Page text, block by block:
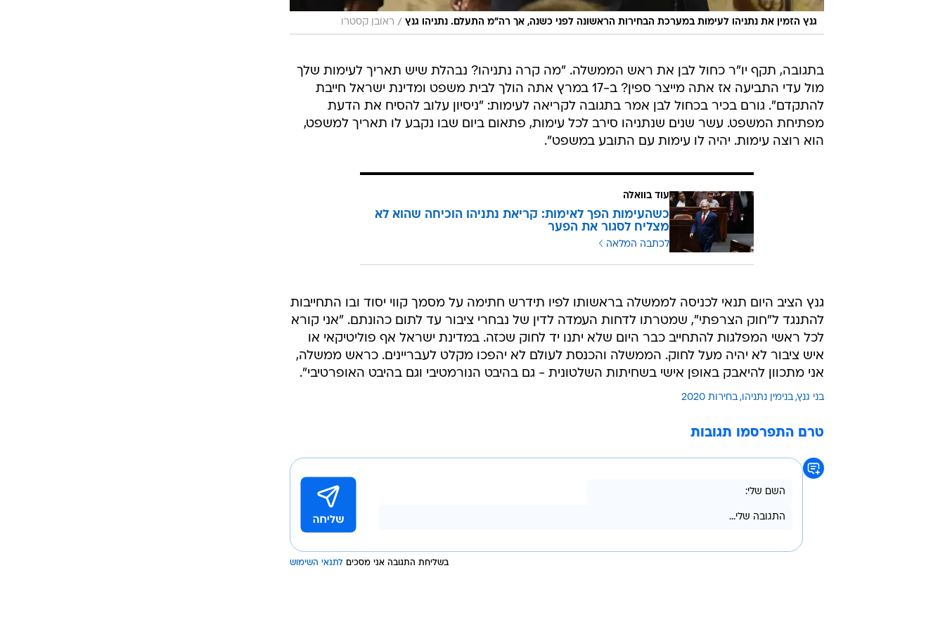
גנץ הזמין את נתניהו לעימות במערכת הבחירות הראשונה לפני כשנה, אך רה"מ התעלם. נתניהו גנץ / ראובן קסטרו
בתגובה, תקף יו"ר כחול לבן את ראש הממשלה. "מה קרה נתניהו? נבהלת שיש תאריך לעימות שלך
מול עדי התביעה אז אתה מייצר ספין? ב-17 במרץ אתה הולך לבית משפט ומדינת ישראל חייבת
להתקדם". גורם בכיר בכחול לבן אמר בתגובה לקריאה לעימות: "ניסיון עלוב להסיח את הדעת
מפתיחת המשפט. עשר שנים שנתניהו סירב לכל עימות, פתאום ביום שבו נקבע לו תאריך למשפט,
הוא רוצה עימות. יהיה לו עימות עם התובע במשפט".
עוד בוואלה
כשהעימות הפך לאימות: קריאת נתניהו הוכיחה שהוא לא
מצליח לסגור את הפער
לכתבה המלאה
גנץ הציב היום תנאי לכניסה לממשלה בראשותו לפיו תידרש חתימה על מסמך קווי יסוד ובו התחייבות
להתנגד ל"חוק הצרפתי", שמטרתו לדחות העמדה לדין של נבחרי ציבור עד לתום כהונתם. "אני קורא
לכל ראשי המפלגות להתחייב כבר היום שלא יתנו יד לחוק שכזה. במדינת ישראל אף פוליטיקאי או
איש ציבור לא יהיה מעל לחוק. הממשלה והכנסת לעולם לא יהפכו מקלט לעבריינים. כראש ממשלה,
אני מתכוון להיאבק באופן אישי בשחיתות השלטונית - גם בהיבט הנורמטיבי וגם בהיבט האופרטיבי".
בני גנץ בנימין נתניהו בחירות 2020
טרם התפרסמו תגובות
בשליחת התגובה אני מסכים לתנאי השימוש